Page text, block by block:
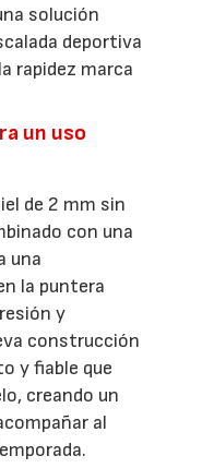
solución
deportiva
rapidez marca
un uso
de 2 mm sin
con una
una
la puntera
y
construcción
y fiable que
creando un
al